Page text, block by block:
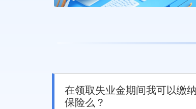
在领取失业金期间我可以缴
保险么？